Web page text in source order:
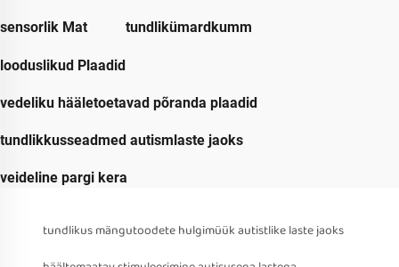
sensorlik Mat tundlikümardkumm
looduslikud Plaadid
vedeliku hääletoetavad põranda plaadid
tundlikkusseadmed autismlaste jaoks
veideline pargi kera
tundlikus mängutoodete hulgimüük autistlike laste jaoks